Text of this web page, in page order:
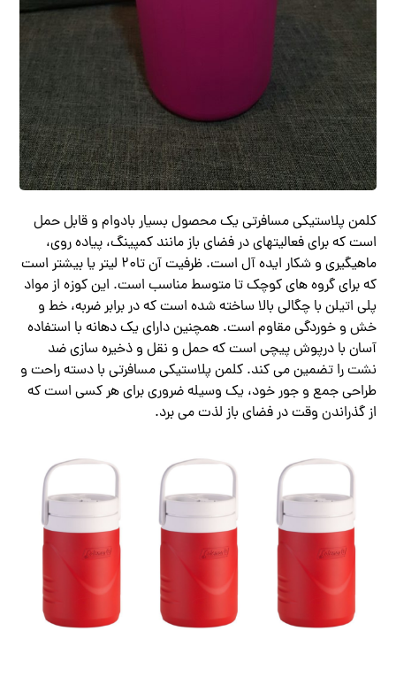
کلمن پلاستیکی مسافرتی یک محصول بسیار بادوام و قابل حمل
است که برای فعالیتهای در فضای باز مانند کمپینگ، پیاده روی،
ماهیگیری و شکار ایده آل است. ظرفیت آن تا20 لیتر یا بیشتر است
که برای گروه های کوچک تا متوسط مناسب است. این کوزه از مواد
پلی اتیلن با چگالی بالا ساخته شده است که در برابر ضربه، خط و
خش و خوردگی مقاوم است. همچنین دارای یک دهانه با استفاده
آسان با درپوش پیچی است که حمل و نقل و ذخیره سازی ضد
نشت را تضمین می کند. کلمن پلاستیکی مسافرتی با دسته راحت و
طراحی جمع و جور خود، یک وسیله ضروری برای هر کسی است که
از گذراندن وقت در فضای باز لذت می برد.